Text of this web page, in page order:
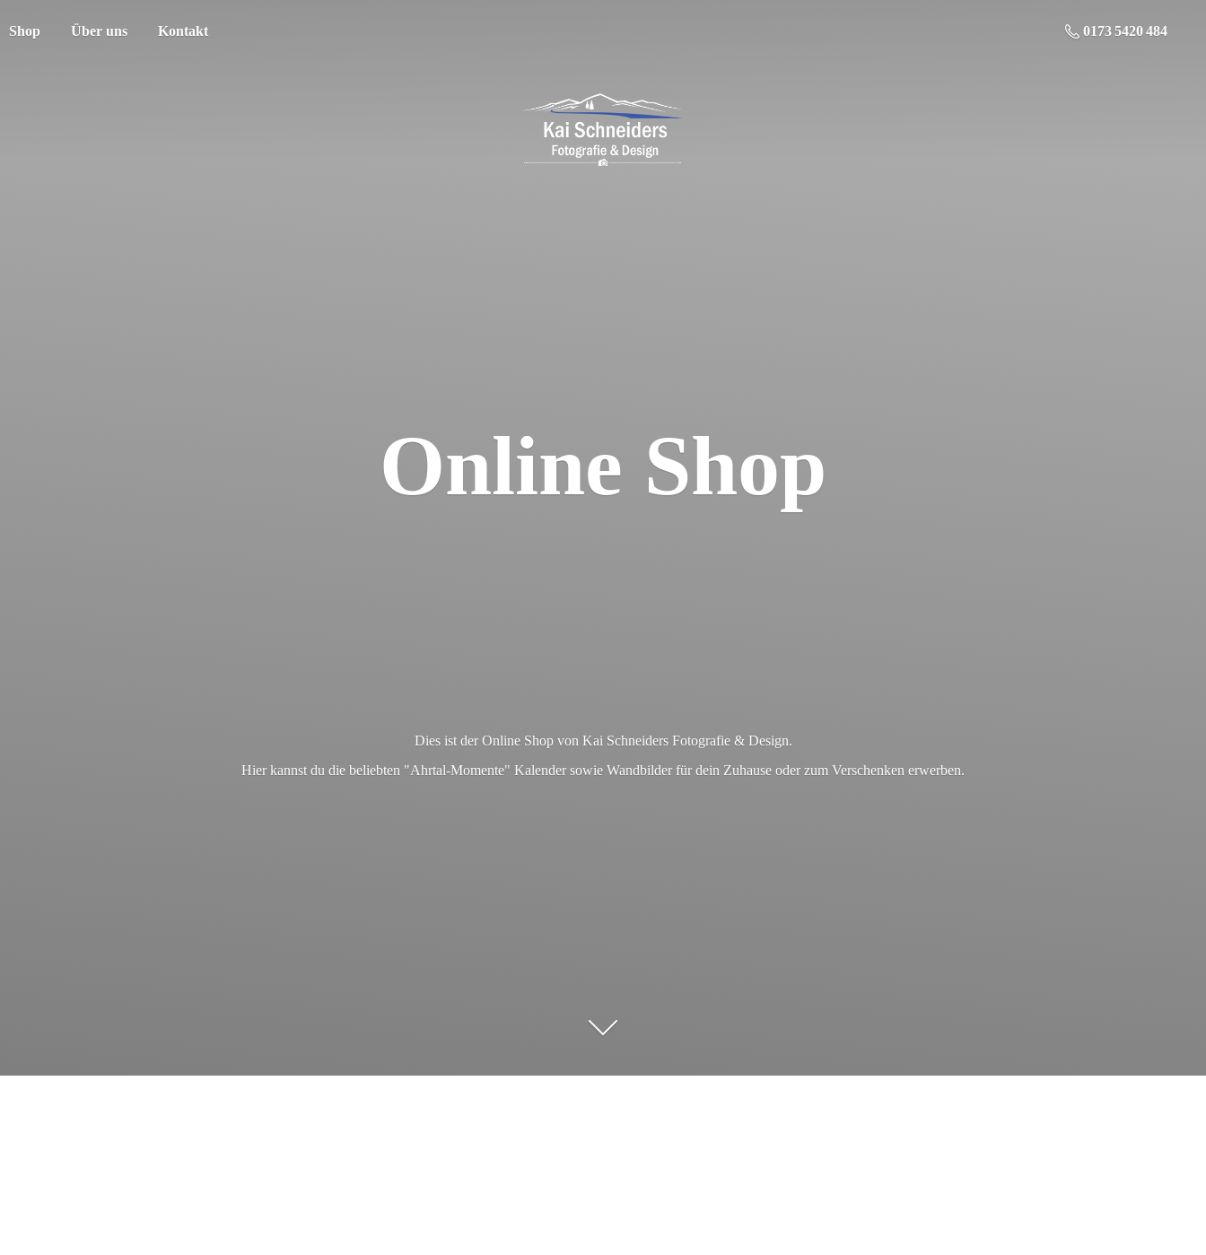
Shop Über uns Kontakt 0173 5420 484
Online Shop
Dies ist der Online Shop von Kai Schneiders Fotografie & Design.
Hier kannst du die beliebten "Ahrtal-Momente" Kalender sowie Wandbilder für dein Zuhause oder zum Verschenken erwerben.